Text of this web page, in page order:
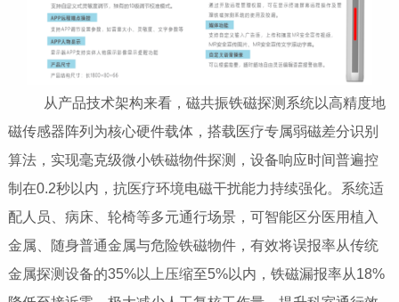
从产品技术架构来看，磁共振铁磁探测系统以高精度地
磁传感器阵列为核心硬件载体，搭载医疗专属弱磁差分识别
算法，实现毫克级微小铁磁物件探测，设备响应时间普遍控
制在0.2秒以内，抗医疗环境电磁干扰能力持续强化。系统适
配人员、病床、轮椅等多元通行场景，可智能区分医用植入
金属、随身普通金属与危险铁磁物件，有效将误报率从传统
金属探测设备的35%以上压缩至5%以内，铁磁漏报率从18%